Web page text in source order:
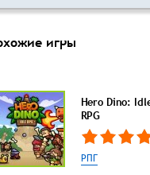
игры
Hero Dino:
RPG
РПГ